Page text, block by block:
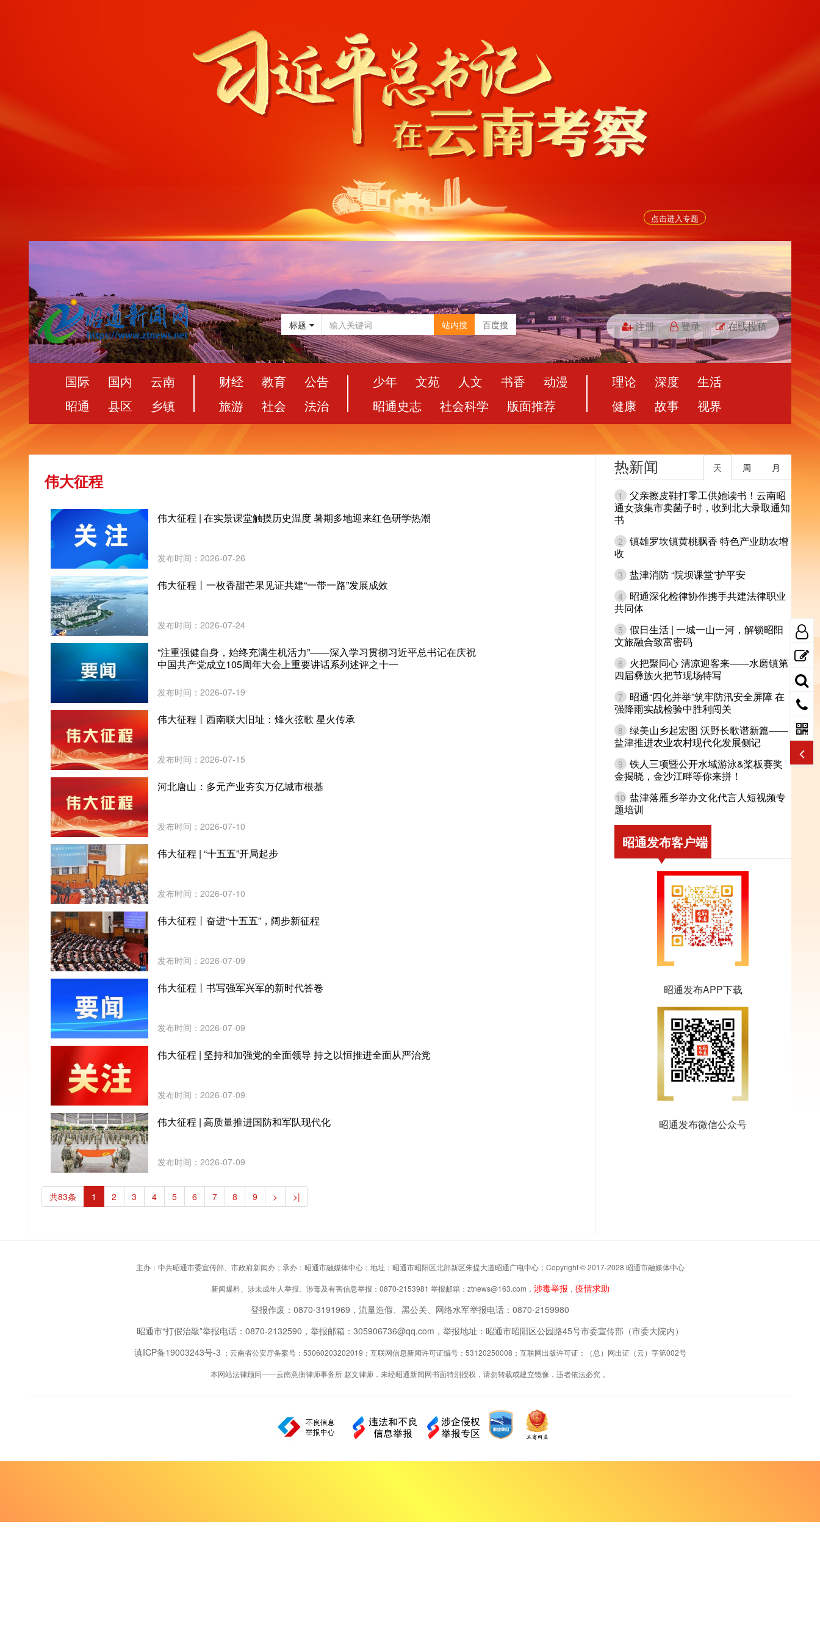
点击进入专题
标题 站内搜 百度搜 注册 登录 在线投稿
国际 国内
云南
昭通
县区 乡镇
财经 教育
公告
旅游
社会 法治
少年 文苑 人文 书香
动漫
昭通史志
社会科学 版面推荐
理论 深度
生活
健康
故事 视界
伟大征程
伟大征程 | 在实景课堂触摸历史温度 暑期多地迎来红色研学热潮
发布时间：2026-07-26
伟大征程丨一枚香甜芒果见证共建“一带一路”发展成效
发布时间：2026-07-24
“注重强健自身，始终充满生机活力”——深入学习贯彻习近平总书记在庆祝
中国共产党成立105周年大会上重要讲话系列述评之十一
发布时间：2026-07-19
伟大征程丨西南联大旧址：烽火弦歌 星火传承
发布时间：2026-07-15
河北唐山：多元产业夯实万亿城市根基
发布时间：2026-07-10
伟大征程 | “十五五”开局起步
发布时间：2026-07-10
伟大征程丨奋进“十五五”，阔步新征程
发布时间：2026-07-09
伟大征程丨书写强军兴军的新时代答卷
发布时间：2026-07-09
伟大征程 | 坚持和加强党的全面领导 持之以恒推进全面从严治党
发布时间：2026-07-09
伟大征程 | 高质量推进国防和军队现代化
发布时间：2026-07-09
共83条 1 2 3 4 5 6 7 8 9 > >|
热新闻 月
周
天
1
父亲擦皮鞋打零工供她读书！云南昭
通女孩集市卖菌子时，收到北大录取通知
书
2 镇雄罗坎镇黄桃飘香 特色产业助农增
收
3 盐津消防 “院坝课堂”护平安
4
昭通深化检律协作携手共建法律职业
共同体
5 假日生活 | 一城一山一河，解锁昭阳
文旅融合致富密码
6
火把聚同心 清凉迎客来——水磨镇第
四届彝族火把节现场特写
7
昭通“四化并举”筑牢防汛安全屏障 在
强降雨实战检验中胜利闯关
8 绿美山乡起宏图 沃野长歌谱新篇——
盐津推进农业农村现代化发展侧记
9 铁人三项暨公开水域游泳&桨板赛奖
金揭晓，金沙江畔等你来拼！
10 盐津落雁乡举办文化代言人短视频专
题培训
昭通发布客户端
昭通发布APP下载
昭通发布微信公众号
主办：中共昭通市委宣传部、市政府新闻办；承办：昭通市融媒体中心；地址：昭通市昭阳区北部新区朱提大道昭通广电中心；Copyright © 2017-2028 昭通市融媒体中心
新闻爆料、涉未成年人举报、涉毒及有害信息举报：0870-2153981 举报邮箱：ztnews@163.com， 涉毒举报 ， 疫情求助
登报作废：0870-3191969，流量造假、黑公关、网络水军举报电话：0870-2159980
昭通市“打假治敲”举报电话：0870-2132590，举报邮箱：305906736@qq.com，举报地址：昭通市昭阳区公园路45号市委宣传部（市委大院内）
滇ICP备19003243号-3 ；云南省公安厅备案号：53060203202019；互联网信息新闻许可证编号：53120250008；互联网出版许可证：（总）网出证（云）字第002号
本网站法律顾问——云南意衡律师事务所 赵文律师，未经昭通新闻网书面特别授权，请勿转载或建立镜像，违者依法必究 。